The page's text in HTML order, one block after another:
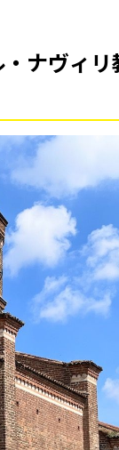
ナヴィ